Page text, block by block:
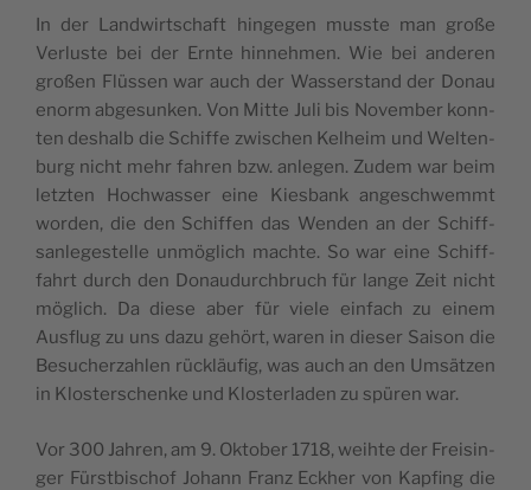
In der Land­wir­ts­chaft hin­ge­gen mus­ste man große
Ver­lu­ste bei der Ern­te hin­neh­men. Wie bei ande­ren
großen Flüs­sen war auch der Was­ser­stand der Donau
enorm abge­sun­ken. Von Mit­te Juli bis Novem­ber konn­
ten deshalb die Schif­fe zwi­schen Kelheim und Welt­en­
burg nicht mehr fah­ren bzw. anle­gen. Zudem war beim
letz­ten Hoch­was­ser eine Kie­sbank ange­sch­wemmt
wor­den, die den Schif­fen das Wen­den an der Schiff­
san­le­ge­stel­le unmö­glich mach­te. So war eine Schiff­
fahrt durch den Donau­durch­bruch für lan­ge Zeit nicht
möglich. Da die­se aber für vie­le ein­fach zu einem
Ausflug zu uns dazu gehört, waren in die­ser Sai­son die
Besu­cher­za­hlen rüc­kläu­fig, was auch an den Umsä­tzen
in Klo­ster­schen­ke und Klo­ster­la­den zu spü­ren war.
Vor 300 Jah­ren, am 9. Okto­ber 1718, wei­h­te der Frei­sin­
ger Fürst­bi­schof Johann Franz Eckher von Kap­fing die